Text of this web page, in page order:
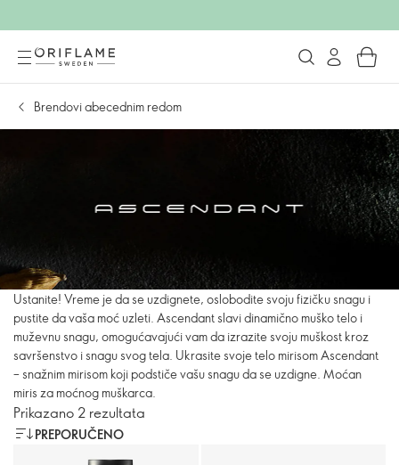
Brendovi abecednim redom
Ustanite! Vreme je da se uzdignete, oslobodite svoju fizičku snagu i
pustite da vaša moć uzleti. Ascendant slavi dinamično muško telo i
muževnu snagu, omogućavajući vam da izrazite svoju muškost kroz
savršenstvo i snagu svog tela. Ukrasite svoje telo mirisom Ascendant
– snažnim mirisom koji podstiče vašu snagu da se uzdigne. Moćan
miris za moćnog muškarca.
Prikazano 2 rezultata
PREPORUČENO